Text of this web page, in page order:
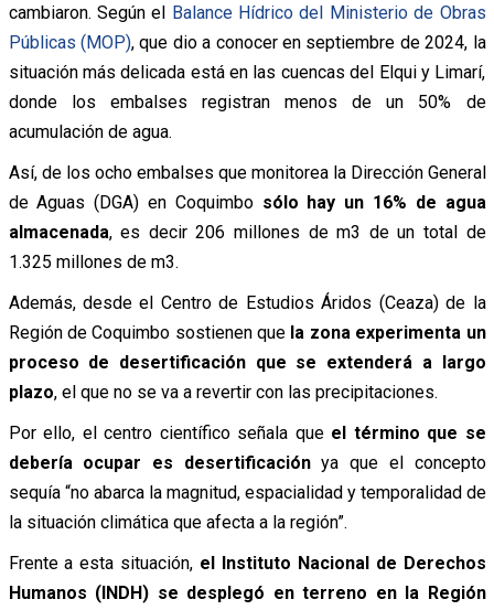
cambiaron. Según el Balance Hídrico del Ministerio de Obras
Públicas (MOP), que dio a conocer en septiembre de 2024, la
situación más delicada está en las cuencas del Elqui y Limarí,
donde los embalses registran menos de un 50% de
acumulación de agua.
Así, de los ocho embalses que monitorea la Dirección General
de Aguas (DGA) en Coquimbo sólo hay un 16% de agua
almacenada, es decir 206 millones de m3 de un total de
1.325 millones de m3.
Además, desde el Centro de Estudios Áridos (Ceaza) de la
Región de Coquimbo sostienen que la zona experimenta un
proceso de desertificación que se extenderá a largo
plazo, el que no se va a revertir con las precipitaciones.
Por ello, el centro científico señala que el término que se
debería ocupar es desertificaciónya que el concepto
sequía “no abarca la magnitud, espacialidad y temporalidad de
la situación climática que afecta a la región”.
Frente a esta situación, el Instituto Nacional de Derechos
Humanos (INDH) se desplegó en terreno en la Región